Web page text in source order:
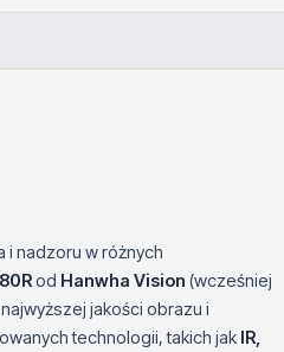
nadzoru w różnych
od Hanwha Vision (wcześniej
jakości obrazu i
technologii, takich jak IR,